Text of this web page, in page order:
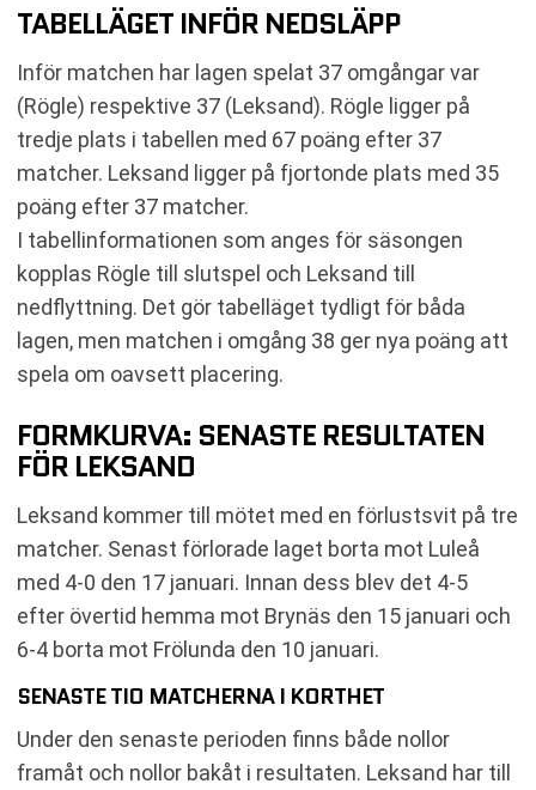
TABELLÄGET INFÖR NEDSLÄPP
Inför matchen har lagen spelat 37 omgångar var
(Rögle) respektive 37 (Leksand). Rögle ligger på
tredje plats i tabellen med 67 poäng efter 37
matcher. Leksand ligger på fjortonde plats med 35
poäng efter 37 matcher.
I tabellinformationen som anges för säsongen
kopplas Rögle till slutspel och Leksand till
nedflyttning. Det gör tabelläget tydligt för båda
lagen, men matchen i omgång 38 ger nya poäng att
spela om oavsett placering.
FORMKURVA: SENASTE RESULTATEN
FÖR LEKSAND
Leksand kommer till mötet med en förlustsvit på tre
matcher. Senast förlorade laget borta mot Luleå
med 4-0 den 17 januari. Innan dess blev det 4-5
efter övertid hemma mot Brynäs den 15 januari och
6-4 borta mot Frölunda den 10 januari.
SENASTE TIO MATCHERNA I KORTHET
Under den senaste perioden finns både nollor
framåt och nollor bakåt i resultaten. Leksand har till